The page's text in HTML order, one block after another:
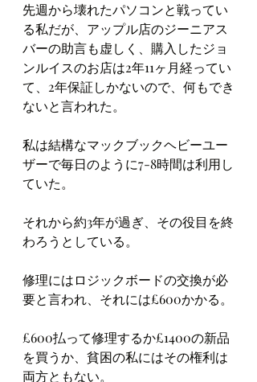
先週から壊れたパソコンと戦ってい
る私だが、アップル店のジーニアス
バーの助言も虚しく、購入したジョ
ンルイスのお店は2年11ヶ月経ってい
て、2年保証しかないので、何もでき
ないと言われた。
私は結構なマックブックヘビーユー
ザーで毎日のように7-8時間は利用し
ていた。
それから約3年が過ぎ、その役目を終
わろうとしている。
修理にはロジックボードの交換が必
要と言われ、それには£600かかる。
£600払って修理するか£1400の新品
を買うか、貧困の私にはその権利は
両方ともない。